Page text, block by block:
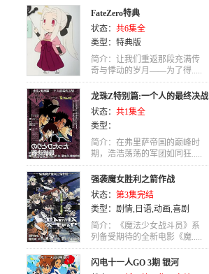
FateZero特典
状态： 共6集全
类型： 特典版
简介：让我们重返那段充满传
奇与悸动的岁月――为了得.....
龙珠Z特别篇:一个人的最终决战
状态： 共1集全
类型：
简介：在弗里萨帝国的巅峰时
期，浩浩荡荡的军团如同狂.....
强袭魔女胜利之箭作战
状态： 第3集完结
类型： 剧情, 日语,动画,喜剧
简介：《魔法少女战斗员》系
列备受期待的全新电影《魔.....
闪电十一人GO 3期 银河